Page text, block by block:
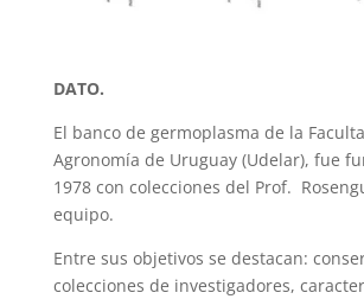
DATO.
El banco de germoplasma de la
Agronomía de Uruguay (Udelar), fue
1978 con colecciones del Prof.
equipo.
Entre sus objetivos se destacan:
colecciones de investigadores,